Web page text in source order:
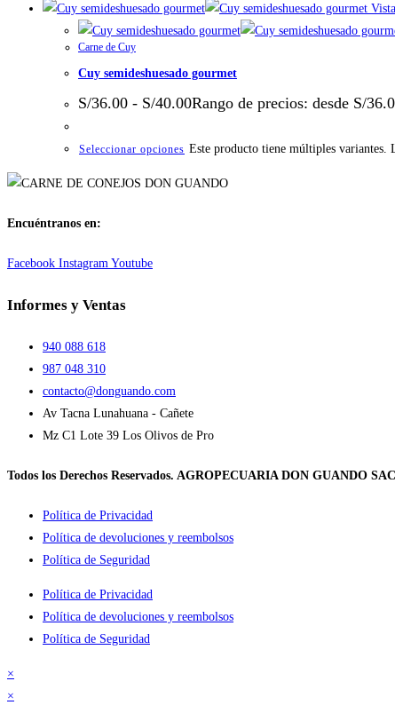
Carne de Cuy
Cuy semideshuesado gourmet
S/36.00 - S/40.00Rango de precios: desde S/
Seleccionar opciones Este producto tiene múltiples variantes.
Encuéntranos en:
Facebook Instagram Youtube
Informes y Ventas
940 088 618
987 048 310
contacto@donguando.com
Av Tacna Lunahuana - Cañete
Mz C1 Lote 39 Los Olivos de Pro
Todos los Derechos Reservados. AGROPECUARIA DON GUANDO SAC
Política de Privacidad
Política de devoluciones y reembolsos
Política de Seguridad
Política de Privacidad
Política de devoluciones y reembolsos
Política de Seguridad
×
×